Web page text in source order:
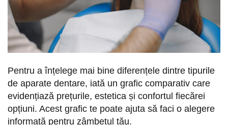
Pentru a înțelege mai bine diferențele dintre tipurile
de aparate dentare, iată un grafic comparativ care
evidențiază prețurile, estetica și confortul fiecărei
opțiuni. Acest grafic te poate ajuta să faci o alegere
informată pentru zâmbetul tău.